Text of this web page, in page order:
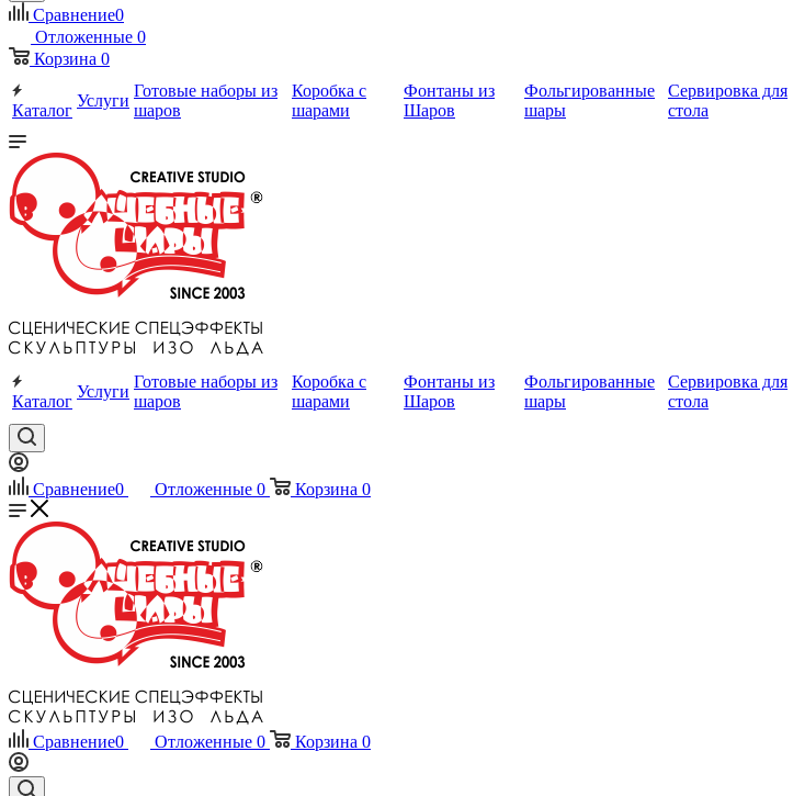
Сравнение0
Отложенные 0
Корзина 0
Каталог
Услуги
Готовые наборы из
шаров
Коробка с
шарами
Фонтаны из
Шаров
Фольгированные
шары
Сервировка для
стола
Каталог
Услуги
Готовые наборы из
шаров
Коробка с
шарами
Фонтаны из
Шаров
Фольгированные
шары
Сервировка для
стола
Сравнение0 Отложенные 0 Корзина 0
Сравнение0 Отложенные 0 Корзина 0